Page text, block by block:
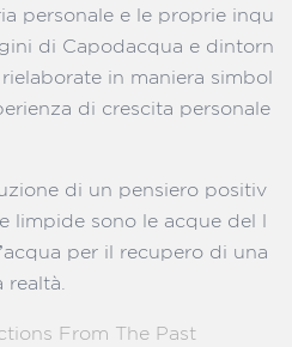
personale e le proprie inqu
di Capodacqua e dintorn
in maniera simbol
di crescita personale
di un pensiero positiv
limpide sono le acque del l
per il recupero di una
From The Past